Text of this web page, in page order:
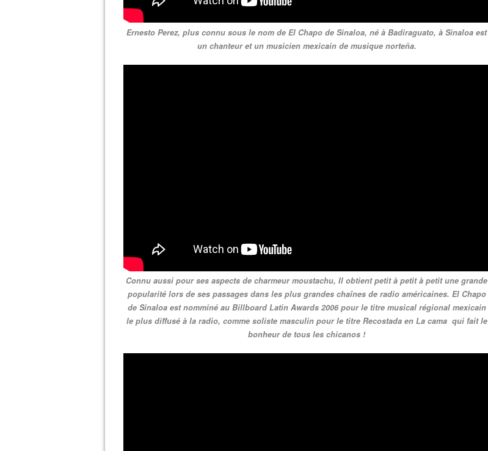
Ernesto Perez, plus connu sous le nom de El Chapo de Sinaloa, né à Badiraguato, à Sinaloa est
un chanteur et un musicien mexicain de musique norteña.
Connu aussi pour ses aspects de charmeur moustachu, Il obtient petit à petit à petit une grande
popularité lors de ses passages dans les plus grandes chaînes de radio américaines. El Chapo
de Sinaloa est nomminé au Billboard Latin Awards 2006 pour le titre musical régional mexicain
le plus diffusé à la radio, comme soliste masculin pour le titre Recostada en La cama qui fait le
bonheur de tous les chicanos !